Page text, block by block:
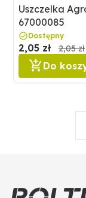
Uszczelka
67000085
Dostępny
2,05 zł 2,05 zł
Do